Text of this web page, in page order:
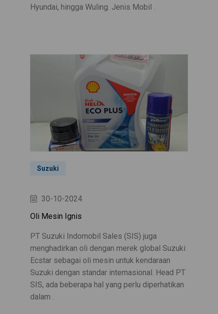
Hyundai, hingga Wuling. Jenis Mobil .
Suzuki
30-10-2024
Oli Mesin Ignis
PT Suzuki Indomobil Sales (SIS) juga
menghadirkan oli dengan merek global Suzuki
Ecstar sebagai oli mesin untuk kendaraan
Suzuki dengan standar internasional. Head PT
SIS, ada beberapa hal yang perlu diperhatikan
dalam .